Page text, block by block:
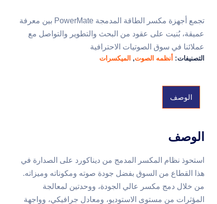
تجمع أجهزة مكسر الطاقة المدمجة PowerMate بين معرفة
عميقة، بُنيت على عقود من البحث والتطوير والتواصل مع
عملائنا في سوق الصوتيات الاحترافية
التصنيفات: أنظمه الصوت, الميكسرات
الوصف
الوصف
استحوذ نظام المكسر المدمج من ديناكورد على الصدارة في
هذا القطاع من السوق بفضل جودة صوته ومكوناته وميزاته.
من خلال دمج مكسر عالي الجودة، ووحدتين لمعالجة
المؤثرات من مستوى الاستوديو، ومعادل جرافيكي، وواجهة